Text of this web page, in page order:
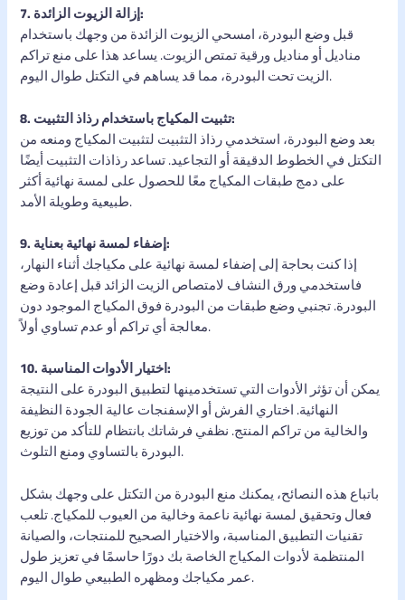
7. إزالة الزيوت الزائدة:
قبل وضع البودرة، امسحي الزيوت الزائدة من وجهك باستخدام
مناديل أو مناديل ورقية تمتص الزيوت. يساعد هذا على منع تراكم
الزيت تحت البودرة، مما قد يساهم في التكتل طوال اليوم.
8. تثبيت المكياج باستخدام رذاذ التثبيت:
بعد وضع البودرة، استخدمي رذاذ التثبيت لتثبيت المكياج ومنعه من
التكتل في الخطوط الدقيقة أو التجاعيد. تساعد رذاذات التثبيت أيضًا
على دمج طبقات المكياج معًا للحصول على لمسة نهائية أكثر
طبيعية وطويلة الأمد.
9. إضفاء لمسة نهائية بعناية:
إذا كنت بحاجة إلى إضفاء لمسة نهائية على مكياجك أثناء النهار،
فاستخدمي ورق النشاف لامتصاص الزيت الزائد قبل إعادة وضع
البودرة. تجنبي وضع طبقات من البودرة فوق المكياج الموجود دون
معالجة أي تراكم أو عدم تساوي أولاً.
10. اختيار الأدوات المناسبة:
يمكن أن تؤثر الأدوات التي تستخدمينها لتطبيق البودرة على النتيجة
النهائية. اختاري الفرش أو الإسفنجات عالية الجودة النظيفة
والخالية من تراكم المنتج. نظفي فرشاتك بانتظام للتأكد من توزيع
البودرة بالتساوي ومنع التلوث.
باتباع هذه النصائح، يمكنك منع البودرة من التكتل على وجهك بشكل
فعال وتحقيق لمسة نهائية ناعمة وخالية من العيوب للمكياج. تلعب
تقنيات التطبيق المناسبة، والاختيار الصحيح للمنتجات، والصيانة
المنتظمة لأدوات المكياج الخاصة بك دورًا حاسمًا في تعزيز طول
عمر مكياجك ومظهره الطبيعي طوال اليوم.